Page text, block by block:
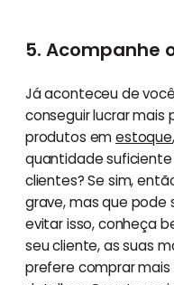
5. Acompanhe
Já aconteceu de
conseguir lucrar
produtos emestoque
quantidade
clientes? Se sim,
grave, mas que pode
evitar isso, conheça
seu cliente, as suas
prefere comprar